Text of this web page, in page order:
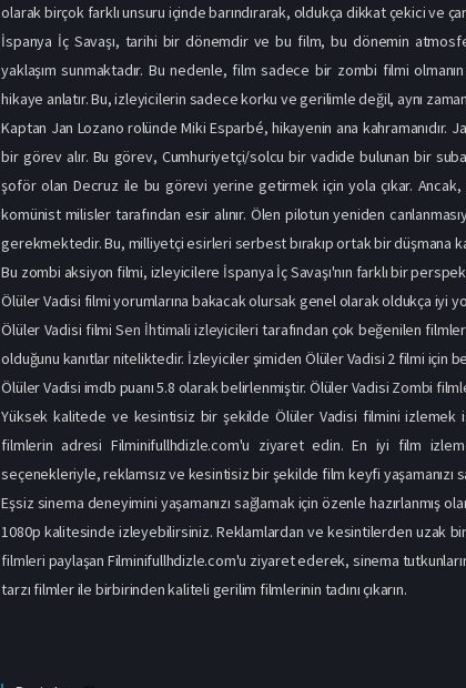
olarak birçok farklı unsuru içinde barındırarak, oldukça dikkat çekici ve
İspanya İç Savaşı, tarihi bir dönemdir ve bu film, bu dönemin
yaklaşım sunmaktadır. Bu nedenle, film sadece bir zombi filmi
hikaye anlatır. Bu, izleyicilerin sadece korku ve gerilimle değil, aynı
Kaptan Jan Lozano rolünde Miki Esparbé, hikayenin ana
bir görev alır. Bu görev, Cumhuriyetçi/solcu bir vadide bulunan bir
şoför olan Decruz ile bu görevi yerine getirmek için yola çıkar.
komünist milisler tarafından esir alınır. Ölen pilotun yeniden
gerekmektedir. Bu, milliyetçi esirleri serbest bırakıp ortak bir düşmana
Bu zombi aksiyon filmi, izleyicilere İspanya İç Savaşı'nın farklı bir
Ölüler Vadisi filmi yorumlarına bakacak olursak genel olarak oldukça iyi
Ölüler Vadisi filmiSen İhtimali izleyicileri tarafından çok beğenilen
olduğunu kanıtlar niteliktedir. İzleyiciler şimiden Ölüler Vadisi 2 filmi için
Ölüler Vadisi imdb puanı 5.8 olarak belirlenmiştir. Ölüler Vadisi Zombi
Yüksek kalitede ve kesintisiz bir şekilde Ölüler Vadisi filmini
filmlerin adresi Filminifullhdizle.com'u ziyaret edin. En iyi film
seçenekleriyle, reklamsız ve kesintisiz bir şekilde film keyfi yaşamanızı
Eşsiz sinema deneyimini yaşamanızı sağlamak için özenle
1080p kalitesinde izleyebilirsiniz. Reklamlardan ve kesintilerden uzak
filmleri paylaşan Filminifullhdizle.com'u ziyaret ederek, sinema
tarzı filmler ile birbirinden kaliteli gerilim filmlerinin tadını çıkarın.